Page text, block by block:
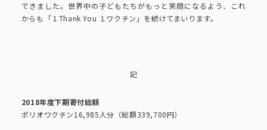
できました。世界中の子どもたちがもっと笑顔になるよう、これ
からも「１Thank You １ワクチン」を続けてまいります。
記
2018年度下期寄付総額
ポリオワクチン16,985人分（総額339,700円）